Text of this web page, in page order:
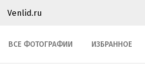
Venlid.ru
ВСЕ ФОТОГРАФИИ ИЗБРАННОЕ